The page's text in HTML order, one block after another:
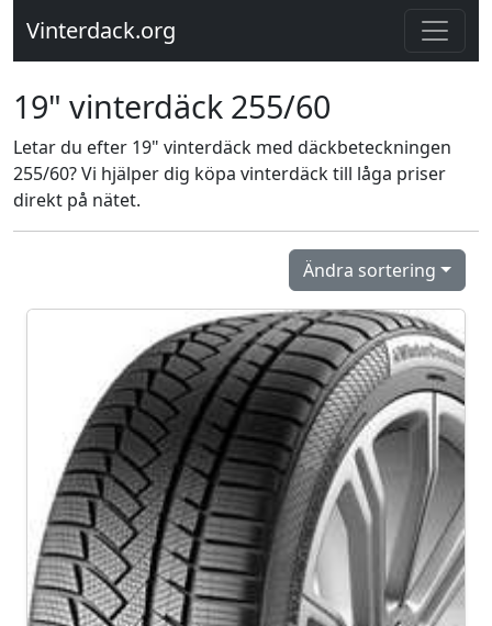
Vinterdack.org
19" vinterdäck 255/60
Letar du efter 19" vinterdäck med däckbeteckningen
255/60? Vi hjälper dig köpa vinterdäck till låga priser
direkt på nätet.
Ändra sortering